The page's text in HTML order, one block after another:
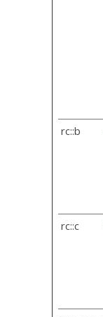
rc::b
rc::c